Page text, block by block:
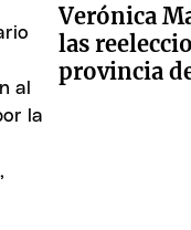
Verónica
las
provincia